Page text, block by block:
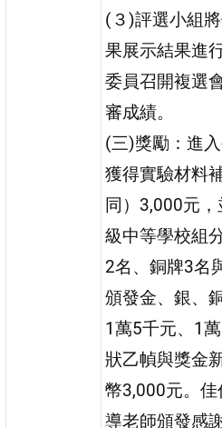
(３)評選小組
果展示結果進
委員召開複選
審成績。
(三)獎勵：進
獲得實驗材料
同）3,000元
級中等學校組
2名、銅牌3名
頒發金、銀、
1萬5千元、1
狀乙幀與獎金
幣3,000元。
導老師頒發感